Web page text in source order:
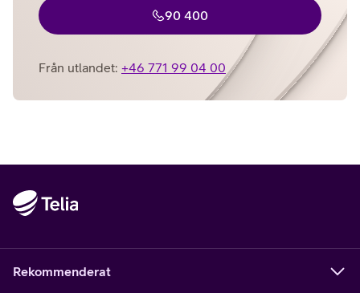
90 400
Från utlandet: +46 771 99 04 00
Rekommenderat